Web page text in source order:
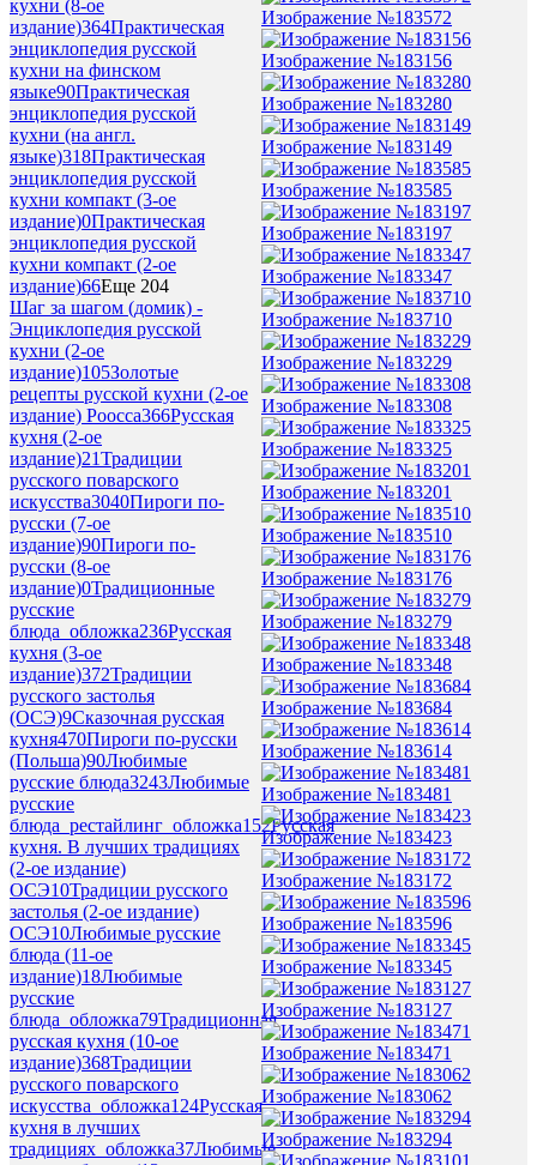
кухни (8-ое
издание)364Практическая
энциклопедия русской
кухни на финском
языке90Практическая
энциклопедия русской
кухни (на англ.
языке)318Практическая
энциклопедия русской
кухни компакт (3-ое
издание)0Практическая
энциклопедия русской
кухни компакт (2-ое
издание)66Еще 204
Шаг за шагом (домик) -
Энциклопедия русской
кухни (2-ое
издание)105Золотые
рецепты русской кухни (2-ое
издание) Роосса366Русская
кухня (2-ое
издание)21Традиции
русского поварского
искусства3040Пироги по-
русски (7-ое
издание)90Пироги по-
русски (8-ое
издание)0Традиционные
русские
блюда_обложка236Русская
кухня (3-ое
издание)372Традиции
русского застолья
(ОСЭ)9Сказочная русская
кухня470Пироги по-русски
(Польша)90Любимые
русские блюда3243Любимые
русские
блюда_рестайлинг_обложка152Русская
кухня. В лучших традициях
(2-ое издание)
ОСЭ10Традиции русского
застолья (2-ое издание)
ОСЭ10Любимые русские
блюда (11-ое
издание)18Любимые
русские
блюда_обложка79Традиционная
русская кухня (10-ое
издание)368Традиции
русского поварского
искусства_обложка124Русская
кухня в лучших
традициях_обложка37Любимые
Изображение №183572
Изображение №183156
Изображение №183280
Изображение №183149
Изображение №183585
Изображение №183197
Изображение №183347
Изображение №183710
Изображение №183229
Изображение №183308
Изображение №183325
Изображение №183201
Изображение №183510
Изображение №183176
Изображение №183279
Изображение №183348
Изображение №183684
Изображение №183614
Изображение №183481
Изображение №183423
Изображение №183172
Изображение №183596
Изображение №183345
Изображение №183127
Изображение №183471
Изображение №183062
Изображение №183294